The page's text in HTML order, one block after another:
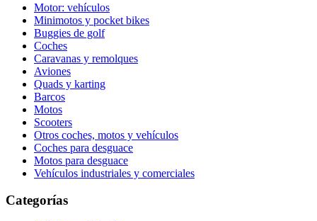
Motor: vehículos
Minimotos y pocket bikes
Buggies de golf
Coches
Caravanas y remolques
Aviones
Quads y karting
Barcos
Motos
Scooters
Otros coches, motos y vehículos
Coches para desguace
Motos para desguace
Vehículos industriales y comerciales
Categorías